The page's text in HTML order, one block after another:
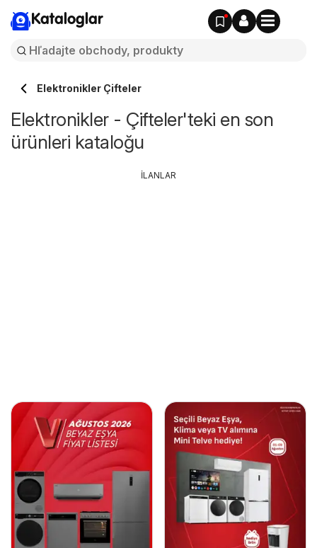
Kataloglar
Elektronikler Çifteler
Elektronikler - Çifteler'teki en son
ürünleri kataloğu
İLANLAR